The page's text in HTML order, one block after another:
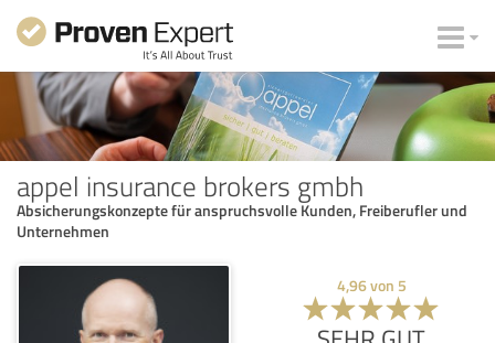
appel insurance brokers gmbh
Absicherungskonzepte für anspruchsvolle Kunden, Freiberufler und
Unternehmen
4,96von 5